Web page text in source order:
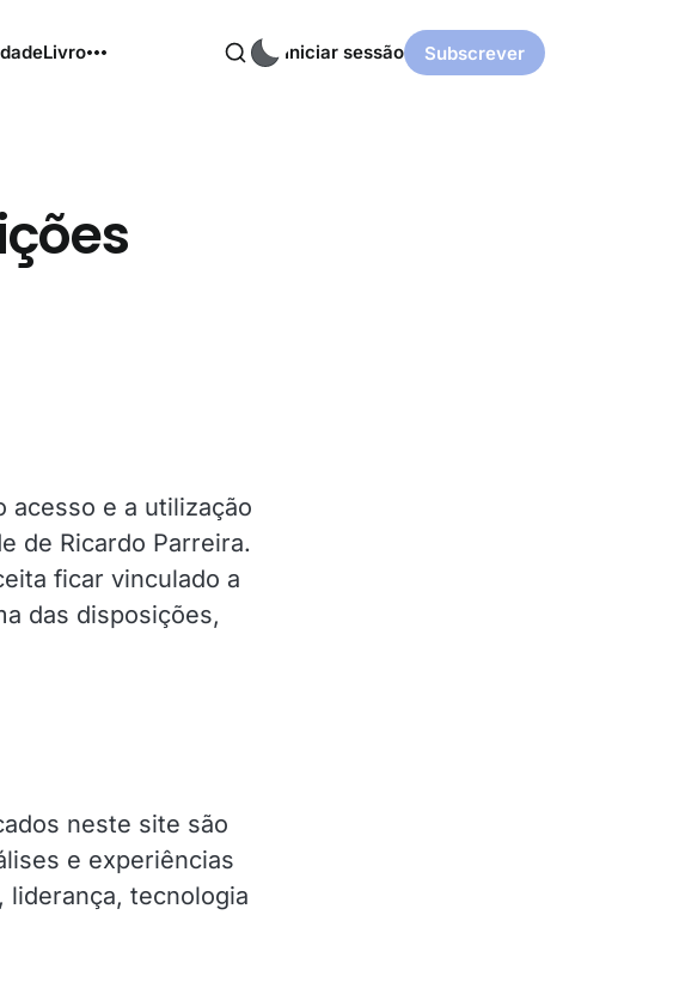
Livro Iniciar sessão Subscrever
acesso e a utilização
de Ricardo Parreira.
ficar vinculado a
das disposições,
neste site são
e experiências
liderança, tecnologia